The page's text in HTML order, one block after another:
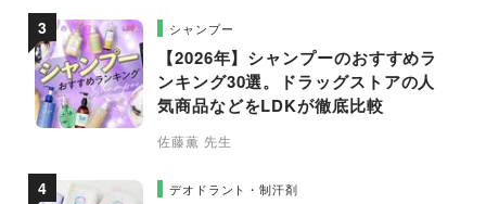
シャンプー
【2026年】シャンプーのおすすめラ
ンキング30選。ドラッグストアの人
気商品などをLDKが徹底比較
佐藤薫 先生
デオドラント・制汗剤